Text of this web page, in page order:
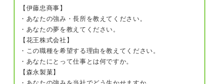
【伊藤忠商事】
・あなたの強み・長所を教えてください。
・あなたの夢を教えてください。
【花王株式会社】
・この職種を希望する理由を教えてください。
・あなたにとって仕事とは何ですか。
【森永製菓】